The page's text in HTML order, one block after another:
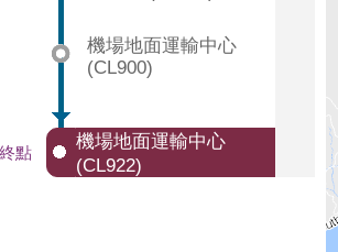
機場地面運輸中心
(CL900)
點
機場地面運輸中心
(CL922)